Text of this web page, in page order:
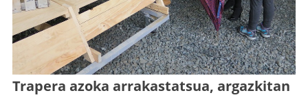
Trapera azoka arrakastatsua, argazkitan